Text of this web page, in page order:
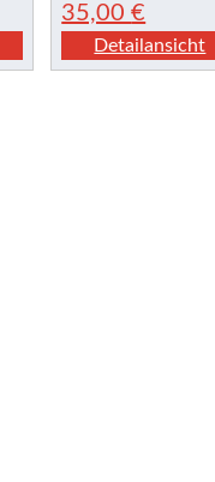
35,00€
Detailansicht